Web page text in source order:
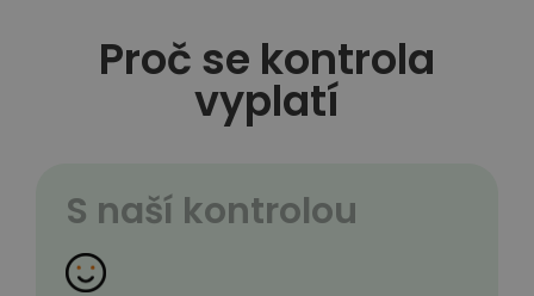
Proč se kontrola
vyplatí
S naší kontrolou